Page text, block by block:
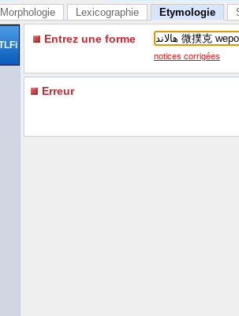
Morphologie Lexicographie Etymologie
Entrez une forme
notices corrigées
Erreur